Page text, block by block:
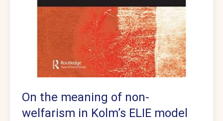
On the meaning of non-
welfarism in Kolm’s ELIE model